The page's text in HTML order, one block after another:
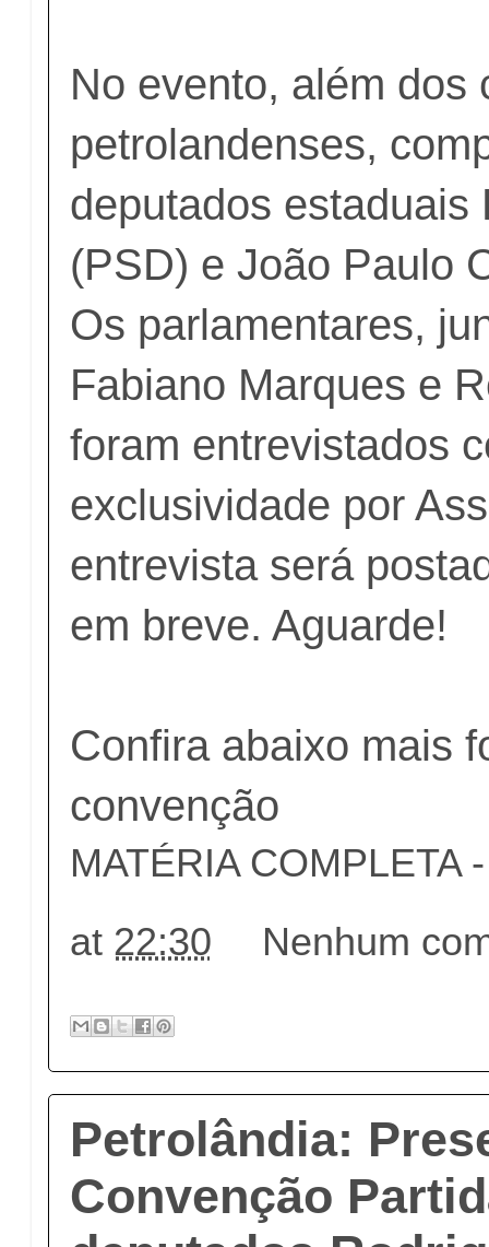
No evento, além dos
petrolandenses,
deputados estaduais
(PSD) e João Paulo
Os parlamentares,
Fabiano Marques e
foram entrevistados
exclusividade por
entrevista será
em breve. Aguarde!
Confira abaixo mais
convenção
MATÉRIA COMPLETA
at 22:30 Nenhum
Petrolândia:
Convenção